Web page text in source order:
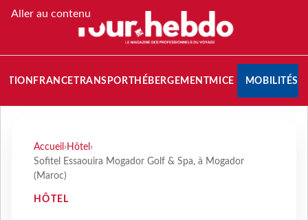
Aller au contenu
FRANCETRANSPORT HÉBERGEMENTMICE MOBILITÉS
Accueil › Hôtel ›
Sofitel Essaouira Mogador Golf & Spa, à Mogador
(Maroc)
HÔTEL